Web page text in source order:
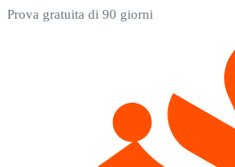
Prova gratuita di 90 giorni